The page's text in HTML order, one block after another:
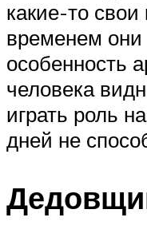
какие-то свои
временем они
особенность
человека
играть роль
дней не